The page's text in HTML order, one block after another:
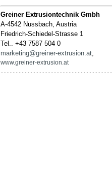
Greiner Extrusiontechnik Gmbh
А-4542 Nussbach, Austria
Friedrich-Schiedel-Strasse 1
Tel.. +43 7587 504 0
marketing@greiner-extrusion.at,
www.greiner-extrusion.at